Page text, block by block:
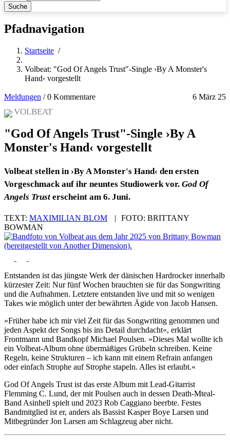
Pfadnavigation
Startseite /
Volbeat: "God Of Angels Trust"-Single ›By A Monster's
Hand‹ vorgestellt
Meldungen 6 März 25
/0 Kommentare
VOLBEAT
"God Of Angels Trust"-Single ›By A
Monster's Hand‹ vorgestellt
Volbeat stellen in ›By A Monster's Hand‹ den ersten
Vorgeschmack auf ihr neuntes Studiowerk vor. God Of
Angels Trust erscheint am 6. Juni.
TEXT: MAXIMILIAN BLOM | FOTO: BRITTANY
BOWMAN
Entstanden ist das jüngste Werk der dänischen Hardrocker innerhalb
kürzester Zeit: Nur fünf Wochen brauchten sie für das Songwriting
und die Aufnahmen. Letztere entstanden live und mit so wenigen
Takes wie möglich unter der bewährten Ägide von Jacob Hansen.
»Früher habe ich mir viel Zeit für das Songwriting genommen und
jeden Aspekt der Songs bis ins Detail durchdacht«, erklärt
Frontmann und Bandkopf Michael Poulsen. »Dieses Mal wollte ich
ein Volbeat-Album ohne übermäßiges Grübeln schreiben. Keine
Regeln, keine Strukturen – ich kann mit einem Refrain anfangen
oder einfach Strophe auf Strophe stapeln. Alles ist erlaubt.«
God Of Angels Trust ist das erste Album mit Lead-Gitarrist
Flemming C. Lund, der mit Poulsen auch in dessen Death-Mteal-
Band Asinhell spielt und 2023 Rob Caggiano beerbte. Festes
Bandmitglied ist er, anders als Bassist Kasper Boye Larsen und
Mitbegründer Jon Larsen am Schlagzeug aber nicht.